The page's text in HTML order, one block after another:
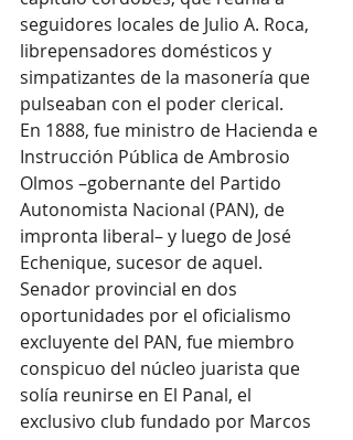
seguidores locales de Julio A. Roca,
librepensadores domésticos y
simpatizantes de la masonería que
pulseaban con el poder clerical.
En 1888, fue ministro de Hacienda e
Instrucción Pública de Ambrosio
Olmos –gobernante del Partido
Autonomista Nacional (PAN), de
impronta liberal– y luego de José
Echenique, sucesor de aquel.
Senador provincial en dos
oportunidades por el oficialismo
excluyente del PAN, fue miembro
conspicuo del núcleo juarista que
solía reunirse en El Panal, el
exclusivo club fundado por Marcos